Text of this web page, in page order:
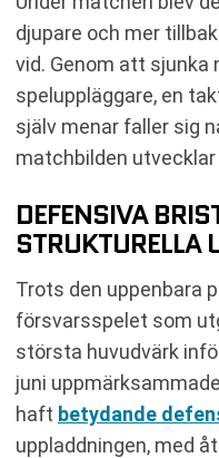
djupare och mer
vid. Genom att sjunka
speluppläggare, en
själv menar faller sig
matchbilden utvecklar
DEFENSIVA
STRUKTURELLA
Trots den uppenbara
försvarsspelet som
största huvudvärk
juni
haft betydande
uppladdningen, med